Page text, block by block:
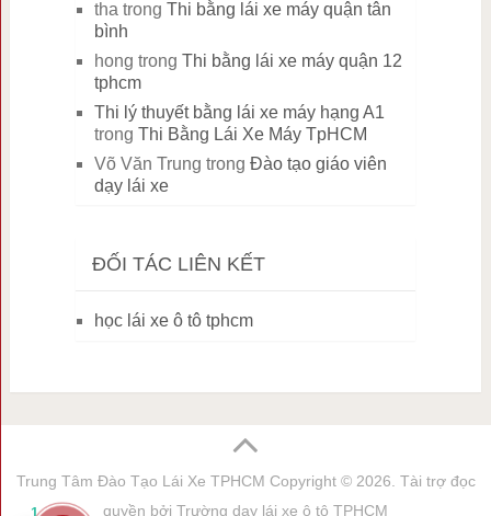
tha trong Thi bằng lái xe máy quận tân
bình
hong trong Thi bằng lái xe máy quận 12
tphcm
Thi lý thuyết bằng lái xe máy hạng A1
trong Thi Bằng Lái Xe Máy TpHCM
Võ Văn Trung trong Đào tạo giáo viên
dạy lái xe
ĐỐI TÁC LIÊN KẾT
học lái xe ô tô tphcm
Trung Tâm Đào Tạo Lái Xe TPHCM Copyright © 2026. Tài trợ đọc
quyền bởi Trường dạy lái xe ô tô TPHCM